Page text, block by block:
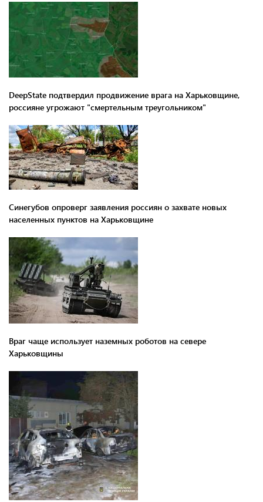
DeepState подтвердил продвижение врага на Харьковщине,
россияне угрожают "смертельным треугольником"
Синегубов опроверг заявления россиян о захвате новых
населенных пунктов на Харьковщине
Враг чаще использует наземных роботов на севере
Харьковщины